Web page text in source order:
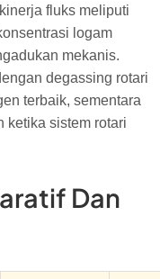
fluks meliputi
logam
mekanis.
degassing rotari
terbaik, sementara
ketika sistem rotari
Dan